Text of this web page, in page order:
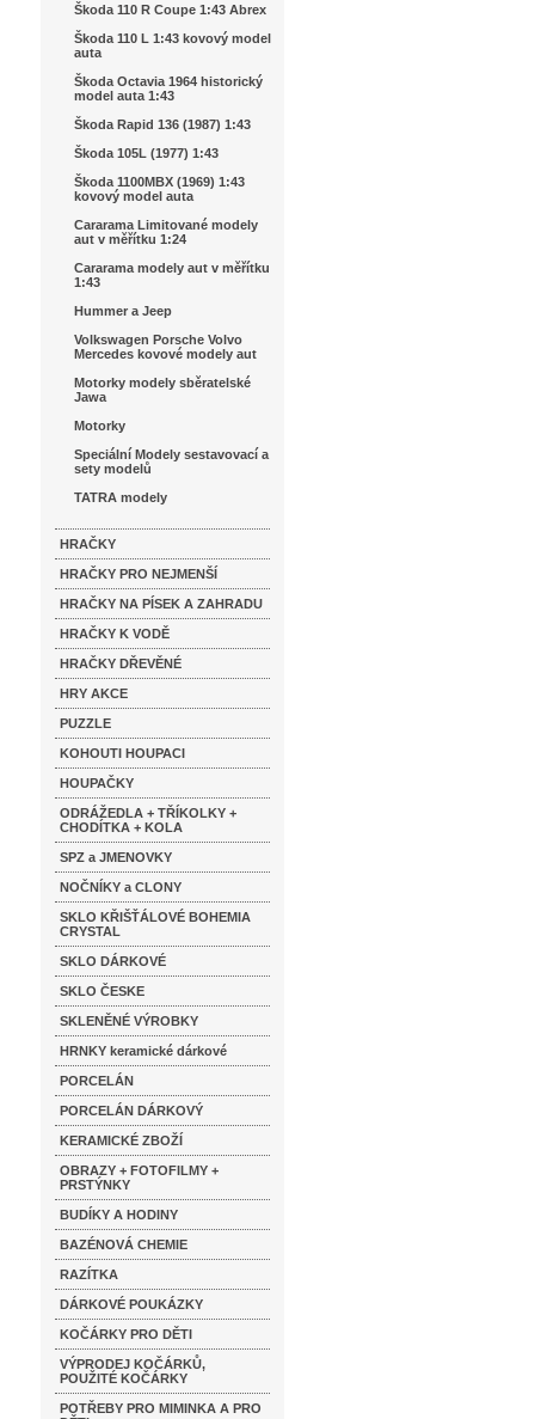
Škoda 110 R Coupe 1:43 Abrex
Škoda 110 L 1:43 kovový model
auta
Škoda Octavia 1964 historický
model auta 1:43
Škoda Rapid 136 (1987) 1:43
Škoda 105L (1977) 1:43
Škoda 1100MBX (1969) 1:43
kovový model auta
Cararama Limitované modely
aut v měřítku 1:24
Cararama modely aut v měřítku
1:43
Hummer a Jeep
Volkswagen Porsche Volvo
Mercedes kovové modely aut
Motorky modely sběratelské
Jawa
Motorky
Speciální Modely sestavovací a
sety modelů
TATRA modely
HRAČKY
HRAČKY PRO NEJMENŠÍ
HRAČKY NA PÍSEK A ZAHRADU
HRAČKY K VODĚ
HRAČKY DŘEVĚNÉ
HRY AKCE
PUZZLE
KOHOUTI HOUPACI
HOUPAČKY
ODRÁŽEDLA + TŘÍKOLKY +
CHODÍTKA + KOLA
SPZ a JMENOVKY
NOČNÍKY a CLONY
SKLO KŘIŠŤÁLOVÉ BOHEMIA
CRYSTAL
SKLO DÁRKOVÉ
SKLO ČESKE
SKLENĚNÉ VÝROBKY
HRNKY keramické dárkové
PORCELÁN
PORCELÁN DÁRKOVÝ
KERAMICKÉ ZBOŽÍ
OBRAZY + FOTOFILMY +
PRSTÝNKY
BUDÍKY A HODINY
BAZÉNOVÁ CHEMIE
RAZÍTKA
DÁRKOVÉ POUKÁZKY
KOČÁRKY PRO DĚTI
VÝPRODEJ KOČÁRKŮ,
POUŽITÉ KOČÁRKY
POTŘEBY PRO MIMINKA A PRO